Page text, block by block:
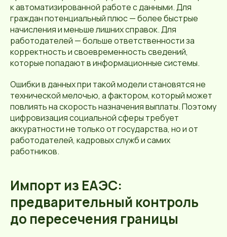
к автоматизированной работе с данными. Для
граждан потенциальный плюс — более быстрые
начисления и меньше лишних справок. Для
работодателей — больше ответственности за
корректность и своевременность сведений,
которые попадают в информационные системы.
Ошибки в данных при такой модели становятся не
технической мелочью, а фактором, который может
повлиять на скорость назначения выплаты. Поэтому
цифровизация социальной сферы требует
аккуратности не только от государства, но и от
работодателей, кадровых служб и самих
работников.
Импорт из ЕАЭС:
предварительный контроль
до пересечения границы